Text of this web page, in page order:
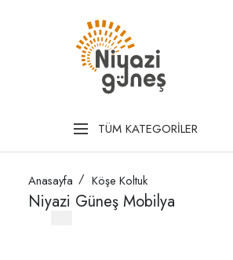
TÜM KATEGORİLER
Anasayfa Köşe Koltuk
Niyazi Güneş Mobilya